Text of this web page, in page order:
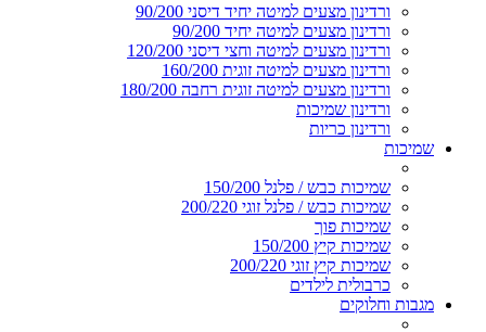
ורדינון מצעים למיטה יחיד דיסני 90/200
ורדינון מצעים למיטה יחיד 90/200
ורדינון מצעים למיטה וחצי דיסני 120/200
ורדינון מצעים למיטה זוגית 160/200
ורדינון מצעים למיטה זוגית רחבה 180/200
ורדינון שמיכות
ורדינון כריות
שמיכות
שמיכות כבש / פלנל 150/200
שמיכות כבש / פלנל זוגי 200/220
שמיכות פוך
שמיכות קיץ 150/200
שמיכות קיץ זוגי 200/220
כרבולית לילדים
מגבות וחלוקים